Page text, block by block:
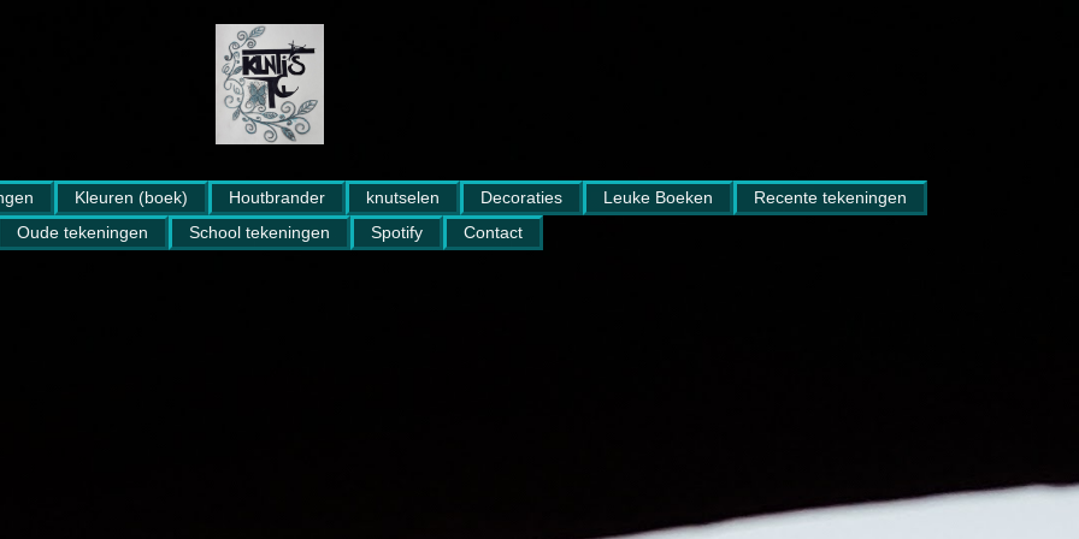
Kleuren (boek) Houtbrander knutselen Decoraties Leuke Boeken
Recente tekeningen
Oude tekeningen
School tekeningen Spotify Contact